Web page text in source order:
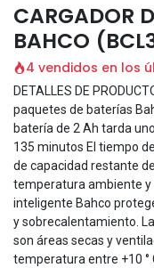
CARGADOR
BAHCO
4 vendidos en los
DETALLES DE
paquetes de baterías
batería de 2 Ah tarda
135 minutos El tiempo
de capacidad restante
temperatura ambiente y
inteligente Bahco
y sobrecalentamiento.
son áreas secas y
temperatura entre +10 °